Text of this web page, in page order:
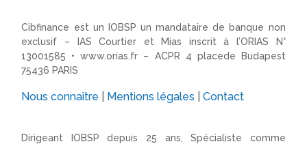
Cibfinance est un IOBSP un mandataire de banque non
exclusif – IAS Courtier et Mias inscrit à l’ORIAS N°
13001585 •www.orias.fr – ACPR 4 placede Budapest
75436 PARIS
Nous connaître Mentions légales |Contact
Dirigeant IOBSP depuis 25 ans, Spécialiste comme